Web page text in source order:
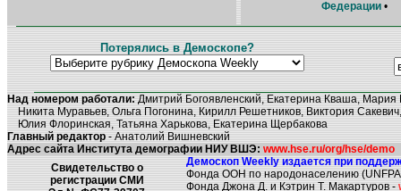
Федерации •
Потерялись в Демоскопе?
Над номером работали:Дмитрий Богоявленский, Екатерина Кваша, Мария
Никита Муравьев, Ольга Погонина, Кирилл Решетников, Виктория
Юлия Флоринская, Татьяна Харькова, Екатерина Щербакова
Главный редактор- Анатолий Вишневский
Адрес сайта Института демографии НИУ ВШЭ: www.hse.ru/org/hse/demo
Свидетельство о
регистрации СМИ
Демоскоп Weekly издается при
Фонда ООН по народонаселению
Фонда Джона Д. и Кэтрин Т. Макартуров -